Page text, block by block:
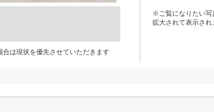
は現状を優先させていただきます
※ご覧になりたい写
拡大されて表示され